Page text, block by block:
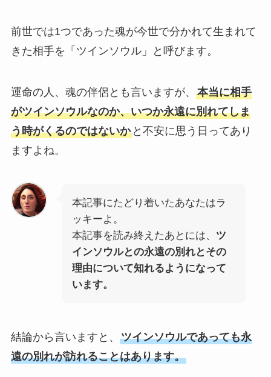
前世では1つであった魂が今世で分かれて生まれて
きた相手を「ツインソウル」と呼びます。
運命の人、魂の伴侶とも言いますが、 本当に相手
がツインソウルなのか、いつか永遠に別れてしま
う時がくるのではないかと不安に思う日ってあり
ますよね。
本記事にたどり着いたあなたはラ
ッキーよ。
本記事を読み終えたあとには、 ツ
インソウルとの永遠の別れとその
理由について知れるようになって
います。
結論から言いますと、 ツインソウルであっても永
遠の別れが訪れることはあります。